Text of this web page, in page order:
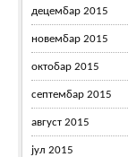
децембар 2015
новембар 2015
октобар 2015
септембар 2015
август 2015
јул 2015